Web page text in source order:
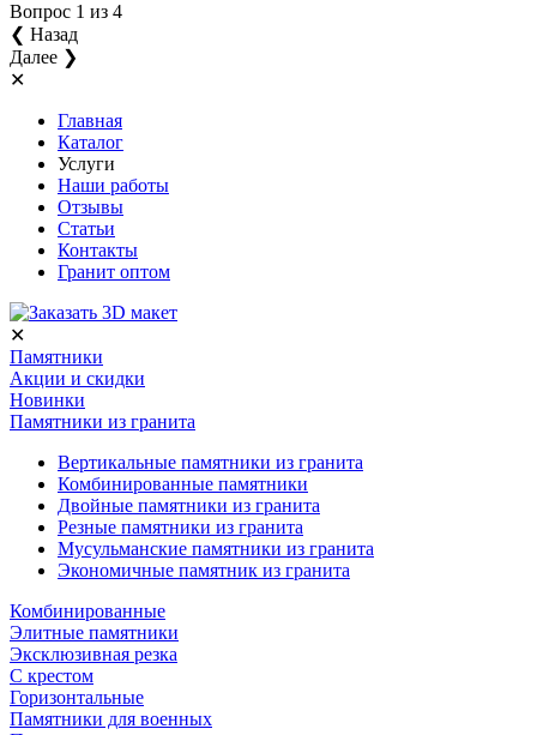
Вопрос 1 из 4
❮ Назад
Далее ❯
✕
Главная
Каталог
Услуги
Наши работы
Отзывы
Статьи
Контакты
Гранит оптом
✕
Памятники
Акции и скидки
Новинки
Памятники из гранита
Вертикальные памятники из гранита
Комбинированные памятники
Двойные памятники из гранита
Резные памятники из гранита
Мусульманские памятники из гранита
Экономичные памятник из гранита
Комбинированные
Элитные памятники
Эксклюзивная резка
С крестом
Горизонтальные
Памятники для военных